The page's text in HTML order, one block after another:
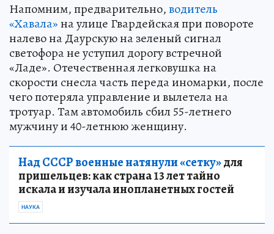
Напомним, предварительно,водитель
«Хавала»на улице Гвардейская при повороте
налево на Даурскую на зеленый сигнал
светофора не уступил дорогу встречной
«Ладе». Отечественная легковушка на
скорости снесла часть переда иномарки, после
чего потеряла управление и вылетела на
тротуар. Там автомобиль сбил 55-летнего
мужчину и 40-летнюю женщину.
Над СССР военные натянули «сетку»для
пришельцев: как страна 13 лет тайно
искала и изучала инопланетных гостей
НАУКА